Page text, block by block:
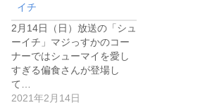
イチ
2月14日（日）放送の「シュ
ーイチ」マジっすかのコー
ナーではシューマイを愛し
すぎる偏食さんが登場し
て…
2021年2月14日